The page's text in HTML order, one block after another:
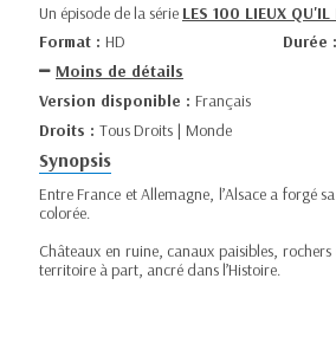
Un épisode de la série LES 100 LIEUX QU'IL
Format : HD Durée :
Moins de détails
Version disponible : Français
Droits : Tous Droits | Monde
Synopsis
Entre France et Allemagne, l’Alsace a forgé
colorée.
Châteaux en ruine, canaux paisibles,
territoire à part, ancré dans l’Histoire.